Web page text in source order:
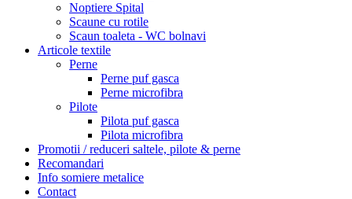
Noptiere Spital
Scaune cu rotile
Scaun toaleta - WC bolnavi
Articole textile
Perne
Perne puf gasca
Perne microfibra
Pilote
Pilota puf gasca
Pilota microfibra
Promotii / reduceri saltele, pilote & perne
Recomandari
Info somiere metalice
Contact